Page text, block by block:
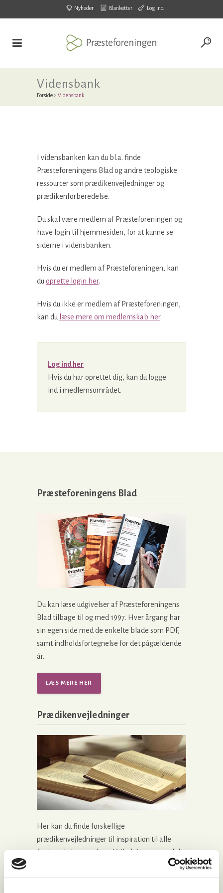
Nyheder Blanketter Log ind
Vidensbank
Forside> Vidensbank
I vidensbanken kan du bl.a. finde
Præsteforeningens Blad og andre teologiske
ressourcer som prædikenvejledninger og
prædikenforberedelse.
Du skal være medlem af Præsteforeningen og
have login til hjemmesiden, for at kunne se
siderne i vidensbanken.
Hvis du er medlem af Præsteforeningen, kan
du oprette login her.
Hvis du ikke er medlem af Præsteforeningen,
kan du læse mere om medlemskab her.
Log ind her
Hvis du har oprettet dig, kan du logge
ind i medlemsområdet.
Præsteforeningens Blad
Du kan læse udgivelser af Præsteforeningens
Blad tilbage til og med 1997. Hver årgang har
sin egen side med de enkelte blade som PDF,
samt indholdsfortegnelse for det pågældende
år.
LÆS MERE HER
Prædikenvejledninger
Her kan du finde forskellige
prædikenvejledninger til inspiration til alle
årets gudstjenestedage. Vejledningerne er delt
tekstrækkeogPrædikenforberedelse.